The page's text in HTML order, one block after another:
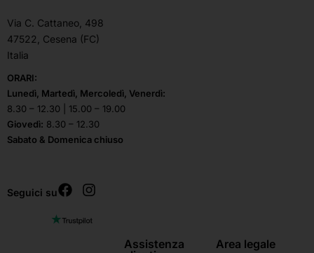
Via C. Cattaneo, 498
47522, Cesena (FC)
Italia
ORARI:
Lunedì, Martedì, Mercoledì, Venerdì:
8.30 – 12.30 | 15.00 – 19.00
Giovedì: 8.30 – 12.30
Sabato & Domenica chiuso
Seguici su
Assistenza
Area legale